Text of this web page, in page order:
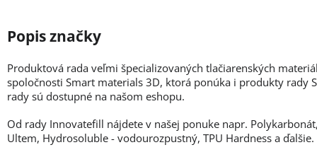
Produktová rada veľmi špecializovaných tlačiarenských
spoločnosti Smart materials 3D, ktorá ponúka i produkty rady
rady sú dostupné na našom eshopu.
Od rady Innovatefill nájdete v našej ponuke napr.
Ultem, Hydrosoluble - vodourozpustný, TPU Hardness a ďalšie.